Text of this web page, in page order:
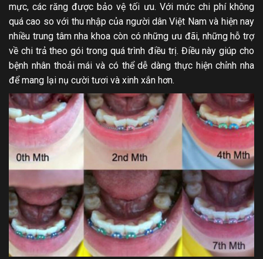
mực, các răng được bảo vệ tối ưu. Với mức chi phí không
quá cao so với thu nhập của người dân Việt Nam và hiện nay
nhiều trung tâm nha khoa còn có những ưu đãi, những hỗ trợ
về chi trả theo gói trong quá trình điều trị. Điều này giúp cho
bệnh nhân thoải mái và có thể dễ dàng thực hiện chỉnh nha
để mang lại nụ cười tươi và xinh xắn hơn.